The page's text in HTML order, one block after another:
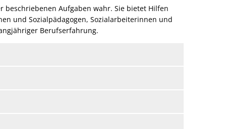
beschriebenen Aufgaben wahr. Sie bietet Hilfen
und Sozialpädagogen, Sozialarbeiterinnen und
Berufserfahrung.